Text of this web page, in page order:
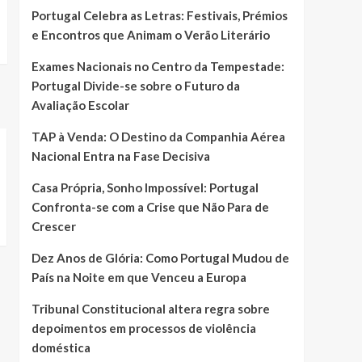
Portugal Celebra as Letras: Festivais, Prémios
e Encontros que Animam o Verão Literário
Exames Nacionais no Centro da Tempestade:
Portugal Divide-se sobre o Futuro da
Avaliação Escolar
TAP à Venda: O Destino da Companhia Aérea
Nacional Entra na Fase Decisiva
Casa Própria, Sonho Impossível: Portugal
Confronta-se com a Crise que Não Para de
Crescer
Dez Anos de Glória: Como Portugal Mudou de
País na Noite em que Venceu a Europa
Tribunal Constitucional altera regra sobre
depoimentos em processos de violência
doméstica